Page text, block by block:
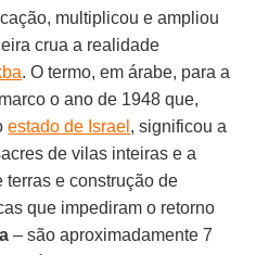
multiplicou e ampliou
crua a realidade
. O termo, em árabe, para a
o ano de 1948 que,
estado de Israel , significou a
de vilas inteiras e a
terras e construção de
que impediram o retorno
– são aproximadamente 7